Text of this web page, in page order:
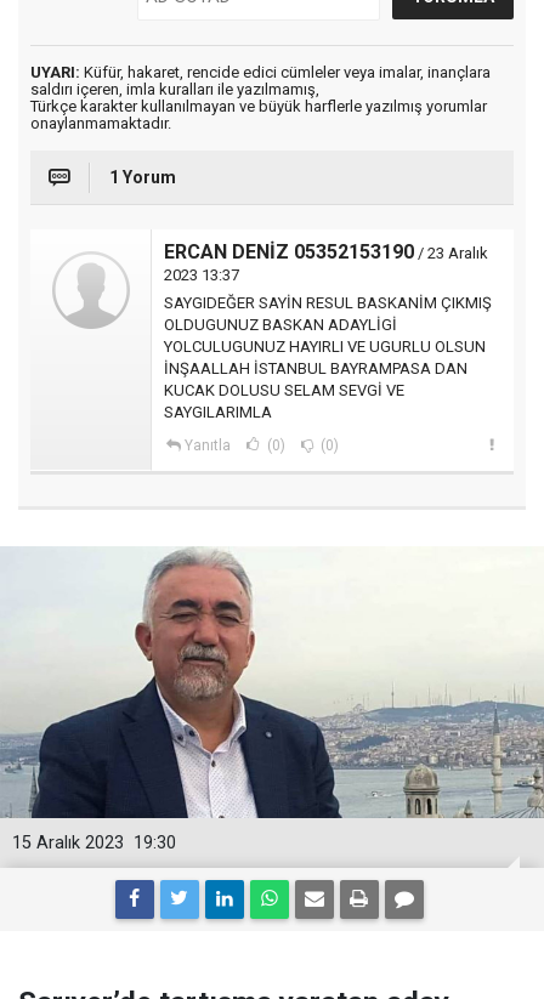
UYARI: Küfür, hakaret, rencide edici cümleler veya imalar, inançlara
saldırı içeren, imla kuralları ile yazılmamış,
Türkçe karakter kullanılmayan ve büyük harflerle yazılmış yorumlar
onaylanmamaktadır.
1 Yorum
ERCAN DENİZ 05352153190 / 23 Aralık
2023 13:37
SAYGIDEĞER SAYİN RESUL BASKANİM ÇIKMIŞ
OLDUGUNUZ BASKAN ADAYLİGİ
YOLCULUGUNUZ HAYIRLI VE UGURLU OLSUN
İNŞAALLAH İSTANBUL BAYRAMPASA DAN
KUCAK DOLUSU SELAM SEVGİ VE
SAYGILARIMLA
Yanıtla (0) (0)
19:30
15 Aralık 2023